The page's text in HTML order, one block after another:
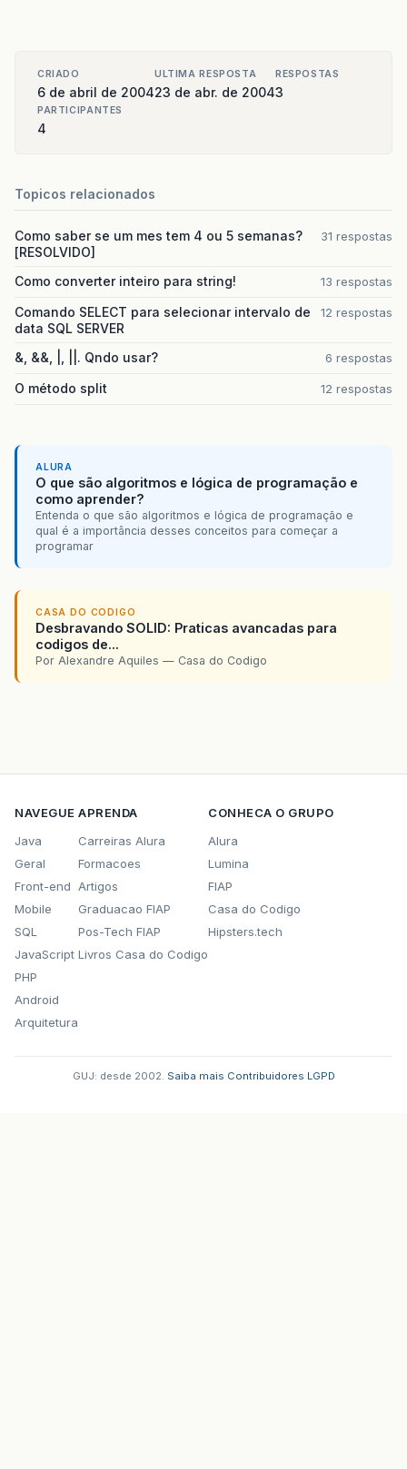
CRIADO
6 de abril de 2004
ULTIMA RESPOSTA
23 de abr. de 2004
RESPOSTAS
3
PARTICIPANTES
4
Topicos relacionados
Como saber se um mes tem 4 ou 5 semanas?
[RESOLVIDO]
31 respostas
Como converter inteiro para string! 13 respostas
Comando SELECT para selecionar intervalo de
data SQL SERVER
12 respostas
&, &&, |, ||. Qndo usar? 6 respostas
O método split 12 respostas
ALURA
O que são algoritmos e lógica de programação e
como aprender?
Entenda o que são algoritmos e lógica de programação e
qual é a importância desses conceitos para começar a
programar
CASA DO CODIGO
Desbravando SOLID: Praticas avancadas para
codigos de...
Por Alexandre Aquiles — Casa do Codigo
NAVEGUE
Java
Geral
Front-end
Mobile
SQL
JavaScript
PHP
Android
Arquitetura
APRENDA
Carreiras Alura
Formacoes
Artigos
Graduacao FIAP
Pos-Tech FIAP
Livros Casa do Codigo
CONHECA O GRUPO
Alura
Lumina
FIAP
Casa do Codigo
Hipsters.tech
GUJ: desde 2002. Saiba mais Contribuidores LGPD